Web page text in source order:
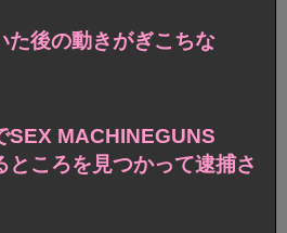
た後の動きがぎこちな
SEX MACHINEGUNS
ところを見つかって逮捕さ